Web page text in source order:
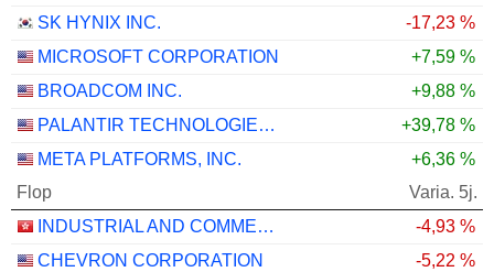
SK HYNIX INC.
-17,23 %
MICROSOFT CORPORATION
+7,59 %
BROADCOM INC.
+9,88 %
PALANTIR TECHNOLOGIES INC.
+39,78 %
META PLATFORMS, INC.
+6,36 %
Flop
Varia. 5j.
INDUSTRIAL AND COMMERCIAL BANK OF CHINA LIMITED
-4,93 %
CHEVRON CORPORATION
-5,22 %